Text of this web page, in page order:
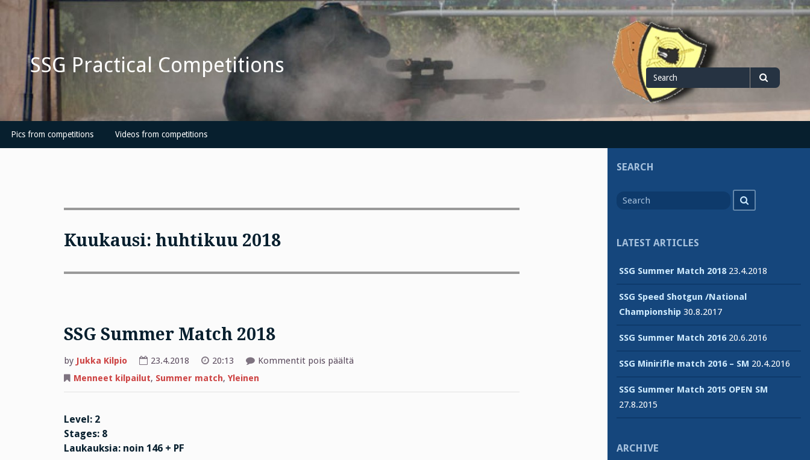
SSG Practical Competitions
Search
for
Pics from competitions Videos from competitions
Kuukausi: huhtikuu 2018
SSG Summer Match 2018
by Jukka Kilpio 23.4.2018 20:13 Kommentit pois päältä
Menneet kilpailut, Summer match, Yleinen
Level: 2
Stages: 8
Laukauksia: noin 146 + PF
SEARCH
for
LATEST ARTICLES
SSG Summer Match 2018 23.4.2018
SSG Speed Shotgun /National
Championship 30.8.2017
SSG Summer Match 2016 20.6.2016
SSG Minirifle match 2016 – SM 20.4.2016
SSG Summer Match 2015 OPEN SM
27.8.2015
ARCHIVE